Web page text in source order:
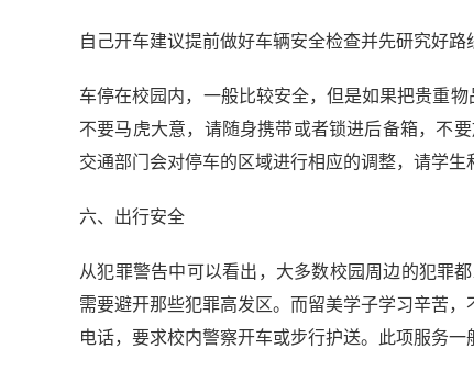
自己开车建议提前做好车辆安全检查并先研究好
车停在校园内，一般比较安全，但是如果把贵重
不要马虎大意，请随身携带或者锁进后备箱，不
交通部门会对停车的区域进行相应的调整，请学
六、出行安全
从犯罪警告中可以看出，大多数校园周边的犯罪
需要避开那些犯罪高发区。而留美学子学习辛苦
电话，要求校内警察开车或步行护送。此项服务